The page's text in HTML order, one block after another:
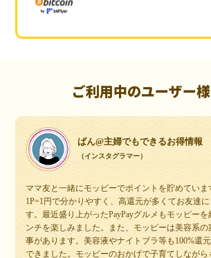
ご利用中のユーザー
ぱん@主婦でもできるお得情報
（インスタグラマー）
ママ友と一緒にモッピーでポイントを貯めていま
1P=1円で分かりやすく、高還元が多くてお友達
す。最近盛り上がったPayPayグルメもモッピー
ンチを楽しみました。また、モッピーは美容系
事があります。美容液やナイトブラ等も100%還
できました。モッピーのおかげで子育てしなが